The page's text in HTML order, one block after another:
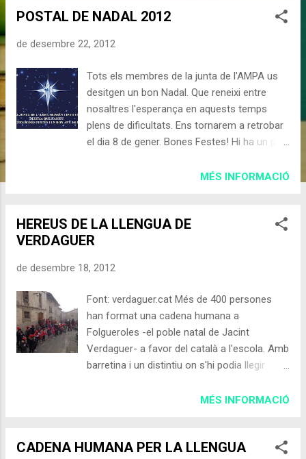
POSTAL DE NADAL 2012
de desembre 22, 2012
Tots els membres de la junta de l'AMPA us
desitgen un bon Nadal. Que reneixi entre
nosaltres l'esperança en aquests temps
plens de dificultats. Ens tornarem a retrobar
el dia 8 de gener. Bones Festes! Hi ha un pila
fer foc a la llar. Amb el tronc més gruixut que
el guarda el fred. Ben arraconadet , li hem
posat un pot d’aigua, un poma vermella i
Ben segur que demà, quan me’l miri, sols hi
gana. Ara, aquí, com que està calentó, ben
menjat i tranquil, es prepara per quan tots
cridem: - Caga, tió! El tió sap que som
criatures i esperant treure’n llaminadures li
peguem, sens voler fer-li mal. Ell també,
caga... carbó!, com a càstig p...
MÉS INFORMACIÓ
HEREUS DE LA LLENGUA DE
VERDAGUER
de desembre 18, 2012
Font: verdaguer.cat Més de 400 persones
han format una cadena humana a
Folgueroles -el poble natal de Jacint
Verdaguer- a favor del català a l'escola. Amb
barretina i un distintiu on s'hi podia llegir
alumnes del col·legi Mossèn Cinto han unit
plaça de l'Ajuntament. La directora de la
MÉS INFORMACIÓ
CADENA HUMANA PER LA LLENGUA